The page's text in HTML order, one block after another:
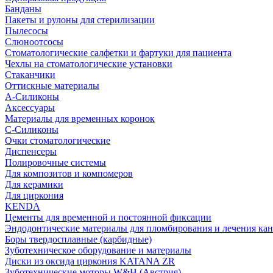
Банданы
Пакеты и рулоны для стерилизации
Пылесосы
Слюноотсосы
Стоматологические салфетки и фартуки для пациента
Чехлы на стоматологические установки
Стаканчики
Оттискные материалы
А-Силиконы
Аксессуары
Материалы для временных коронок
С-Силиконы
Очки стоматологические
Диспенсеры
Полировочные системы
Для композитов и компомеров
Для керамики
Для циркония
KENDA
Цементы для временной и постоянной фиксации
Эндодонтические материалы для пломбирования и лечения
Боры твердосплавные (карбидные)
Зуботехническое оборудование и материалы
Диски из оксида циркония KATANA ZR